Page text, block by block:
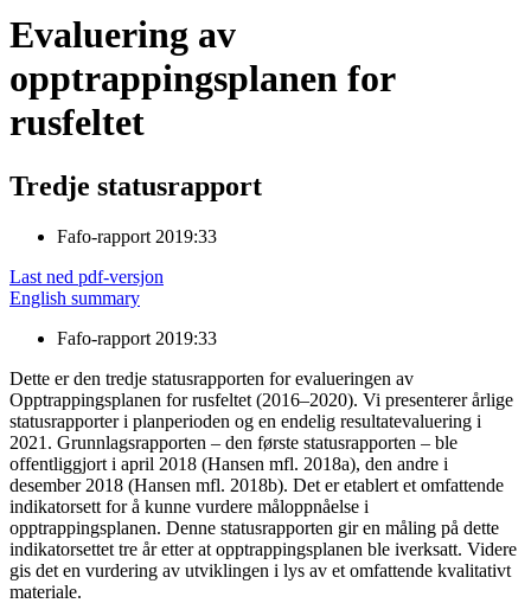
Evaluering av
opptrappingsplanen for
rusfeltet
Tredje statusrapport
Fafo-rapport 2019:33
Last ned pdf-versjon
English summary
Fafo-rapport 2019:33
Dette er den tredje statusrapporten for evalueringen av
Opptrappingsplanen for rusfeltet (2016–2020). Vi presenterer årlige
statusrapporter i planperioden og en endelig resultatevaluering i
2021. Grunnlagsrapporten – den første statusrapporten – ble
offentliggjort i april 2018 (Hansen mfl. 2018a), den andre i
desember 2018 (Hansen mfl. 2018b). Det er etablert et omfattende
indikatorsett for å kunne vurdere måloppnåelse i
opptrappingsplanen. Denne statusrapporten gir en måling på dette
indikatorsettet tre år etter at opptrappingsplanen ble iverksatt. Videre
gis det en vurdering av utviklingen i lys av et omfattende kvalitativt
materiale.